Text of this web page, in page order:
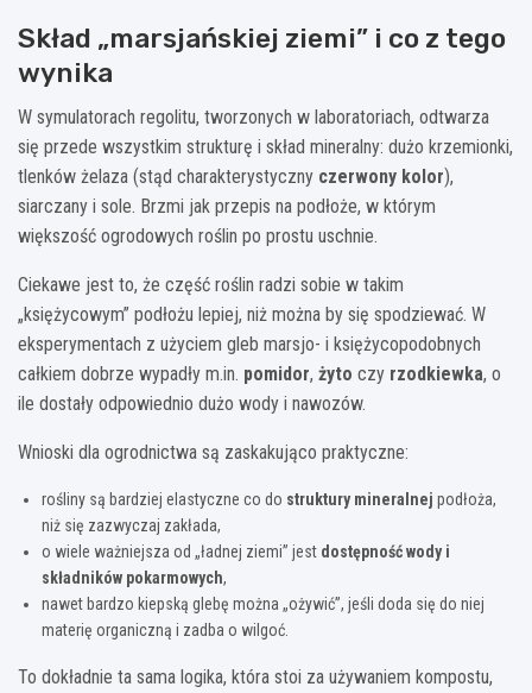
Skład „marsjańskiej ziemi” i co z tego
wynika
W symulatorach regolitu, tworzonych w laboratoriach, odtwarza
się przede wszystkim strukturę i skład mineralny: dużo krzemionki,
tlenków żelaza (stąd charakterystyczny czerwony kolor),
siarczany i sole. Brzmi jak przepis na podłoże, w którym
większość ogrodowych roślin po prostu uschnie.
Ciekawe jest to, że część roślin radzi sobie w takim
„księżycowym” podłożu lepiej, niż można by się spodziewać. W
eksperymentach z użyciem gleb marsjo- i księżycopodobnych
całkiem dobrze wypadły m.in. pomidor, żyto czy rzodkiewka, o
ile dostały odpowiednio dużo wody i nawozów.
Wnioski dla ogrodnictwa są zaskakująco praktyczne:
rośliny są bardziej elastyczne co do struktury mineralnej podłoża,
niż się zazwyczaj zakłada,
o wiele ważniejsza od „ładnej ziemi” jest dostępność wody i
składników pokarmowych,
nawet bardzo kiepską glebę można „ożywić”, jeśli doda się do niej
materię organiczną i zadba o wilgoć.
To dokładnie ta sama logika, która stoi za używaniem kompostu,